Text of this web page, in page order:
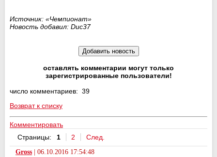
Источник: «Чемпионат»
Новость добавил: Duc37
оставлять комментарии могут только
зарегистрированные пользователи!
число комментариев: 39
Возврат к списку
Комментировать
Страницы:
1 2 След.
Gross | 06.10.2016 17:54:48